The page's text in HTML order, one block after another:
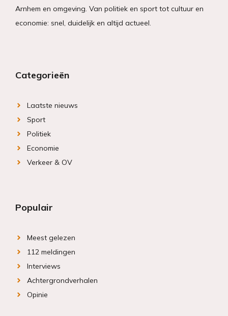
Arnhem en omgeving. Van politiek en sport tot cultuur en
economie: snel, duidelijk en altijd actueel.
Categorieën
Laatste nieuws
Sport
Politiek
Economie
Verkeer & OV
Populair
Meest gelezen
112 meldingen
Interviews
Achtergrondverhalen
Opinie